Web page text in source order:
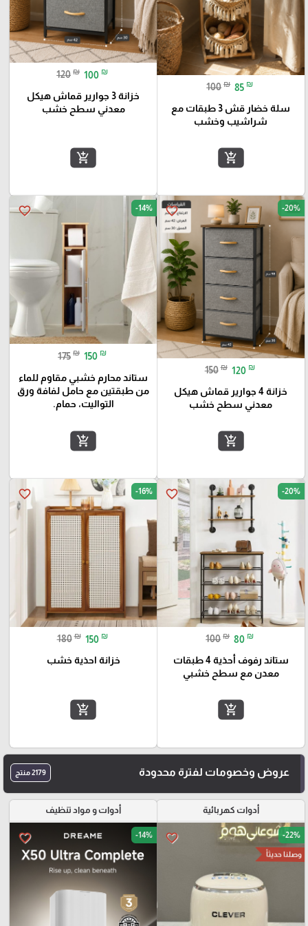
100 ₪ 85 ₪
سلة خضار قش 3 طبقات مع
شراشيب وخشب
add_shopping_cart
120 ₪ 100 ₪
خزانة 3 جوارير قماش هيكل
معدني سطح خشب
add_shopping_cart
favorite_border -20%
150 ₪ 120 ₪
خزانة 4 جوارير قماش هيكل
معدني سطح خشب
add_shopping_cart
favorite_border -14%
175 ₪ 150 ₪
ستاند محارم خشبي مقاوم للماء
من طبقتين مع حامل لفافة ورق
التواليت، حمام.
add_shopping_cart
favorite_border -20%
100 ₪ 80 ₪
ستاند رفوف أحذية 4 طبقات
معدن مع سطح خشبي
add_shopping_cart
favorite_border -16%
180 ₪ 150 ₪
خزانة احذية خشب
add_shopping_cart
عروض وخصومات لفترة محدودة 2179 منتج
أدوات كهربائية
favorite_border -22%
وصلنا حديثاً
أدوات و مواد تنظيف
favorite_border -14%